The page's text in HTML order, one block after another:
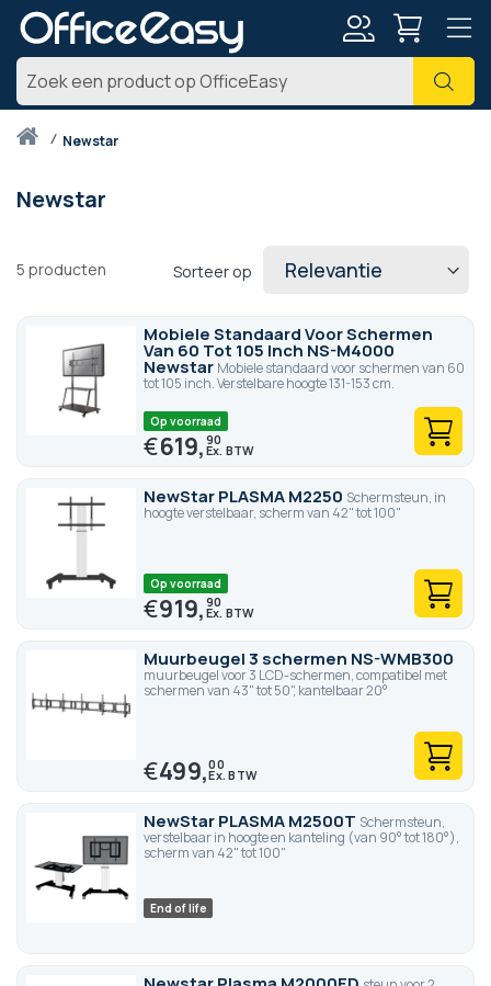
Zoek
Thuisnewstar
Newstar
5 producten Sorteer op
Mobiele Standaard Voor Schermen
Van 60 Tot 105 Inch NS-M4000
Newstar Mobiele standaard voor schermen van 60
tot 105 inch. Verstelbare hoogte 131-153 cm.
Op voorraad
€619,90
NewStar PLASMA M2250 Schermsteun, in
hoogte verstelbaar, scherm van 42" tot 100"
Op voorraad
€919,90
Muurbeugel 3 schermen NS-WMB300
muurbeugel voor 3 LCD-schermen, compatibel met
schermen van 43" tot 50", kantelbaar 20°
€499,00
NewStar PLASMA M2500T Schermsteun,
verstelbaar in hoogte en kanteling (van 90° tot 180°),
scherm van 42" tot 100"
End of life